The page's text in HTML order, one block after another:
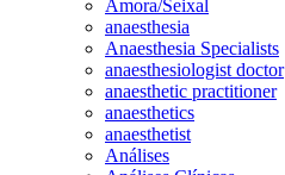
Amora/Seixal
anaesthesia
Anaesthesia Specialists
anaesthesiologist doctor
anaesthetic practitioner
anaesthetics
anaesthetist
Análises